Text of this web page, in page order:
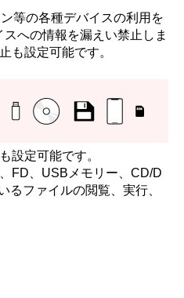
等の各種デバイスの利用を
への情報を漏えい禁止しま
も設定可能です。
設定可能です。
FD、USBメモリー、CD/D
るファイルの閲覧、実行、